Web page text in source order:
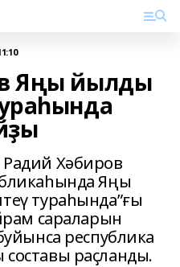
Яңы йылды
Хәбиров
Яңы
тураһында”ғы
сараларын
республика
раҫланды.